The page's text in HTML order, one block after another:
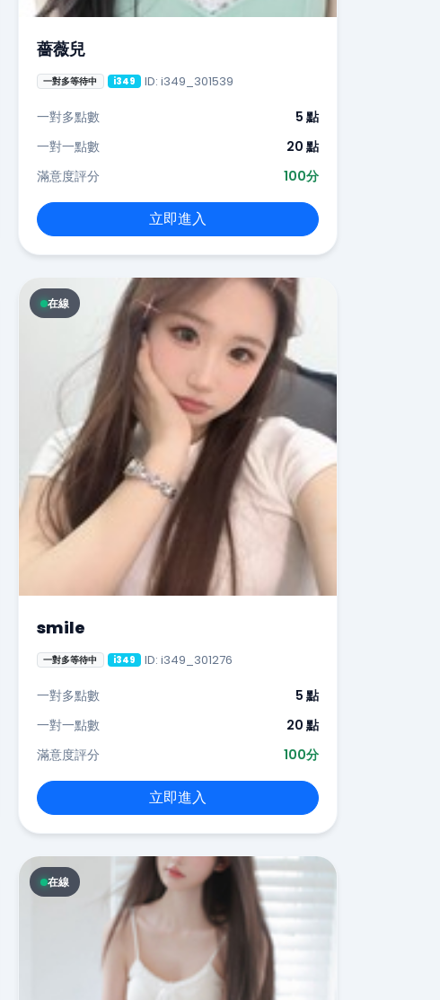
薔薇兒
一對多等待中 i349 ID: i349_301539
一對多點數
5 點
一對一點數
20 點
滿意度評分
100分
立即進入
在線
smile
一對多等待中 i349 ID: i349_301276
一對多點數
5 點
一對一點數
20 點
滿意度評分
100分
立即進入
在線